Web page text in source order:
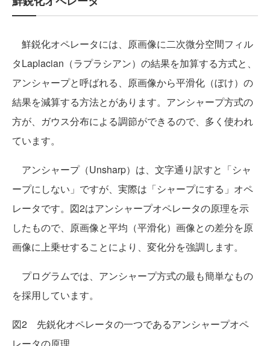
鮮鋭化オペレータには、原画像に二次微分空間フィル
タLaplacian（ラプラシアン）の結果を加算する方式と、
アンシャープと呼ばれる、原画像から平滑化（ぼけ）の
結果を減算する方法とがあります。アンシャープ方式の
方が、ガウス分布による調節ができるので、多く使われ
ています。
アンシャープ（Unsharp）は、文字通り訳すと「シャ
ープにしない」ですが、実際は「シャープにする」オペ
レータです。図2はアンシャープオペレータの原理を示
したもので、原画像と平均（平滑化）画像との差分を原
画像に上乗せすることにより、変化分を強調します。
プログラムでは、アンシャープ方式の最も簡単なもの
を採用しています。
図2 先鋭化オペレータの一つであるアンシャープオペ
レータの原理